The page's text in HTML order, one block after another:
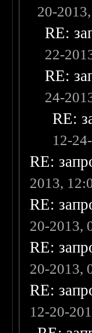
20-
RE:
22-
RE:
24-
RE:
12-
RE:
2013,
RE:
20-2013,
RE:
20-2013,
RE:
12-20-